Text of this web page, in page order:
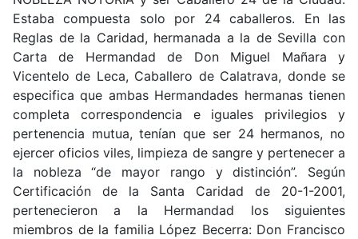
Estaba compuesta solo por 24 caballeros. En las
Reglas de la Caridad, hermanada a la de Sevilla con
Carta de Hermandad de Don Miguel Mañara y
Vicentelo de Leca, Caballero de Calatrava, donde se
especifica que ambas Hermandades hermanas tienen
completa correspondencia e iguales privilegios y
pertenencia mutua, tenían que ser 24 hermanos, no
ejercer oficios viles, limpieza de sangre y pertenecer a
la nobleza “de mayor rango y distinción”. Según
Certificación de la Santa Caridad de 20-1-2001,
pertenecieron a la Hermandad los siguientes
miembros de la familia López Becerra: Don Francisco